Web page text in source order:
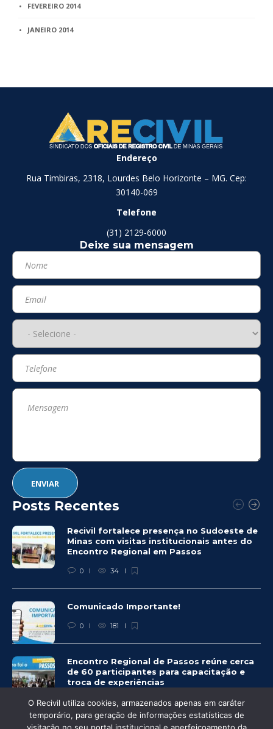
FEVEREIRO 2014
JANEIRO 2014
Endereço
Rua Timbiras, 2318, Lourdes Belo Horizonte – MG. Cep:
30140-069
Telefone
(31) 2129-6000
Deixe sua mensagem
Posts Recentes
Recivil fortalece presença no Sudoeste de
Minas com visitas institucionais antes do
Encontro Regional em Passos
0 34
Comunicado Importante!
0 181
Encontro Regional de Passos reúne cerca
de 60 participantes para capacitação e
troca de experiências
0 220
O Recivil utiliza cookies, armazenados apenas em caráter
temporário, para geração de informações estatísticas de